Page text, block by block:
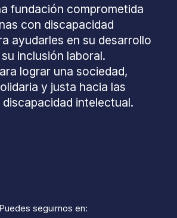
fundación comprometida
con discapacidad
ayudarles en su desarrollo
inclusión laboral.
lograr una sociedad,
y justa hacia las
intelectual.
Puedes seguirnos en: